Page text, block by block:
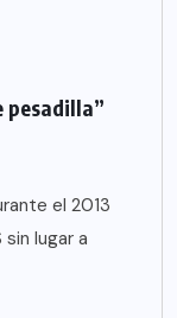
pesadilla”
el 2013
lugar a